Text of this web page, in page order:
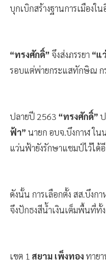
บุกเบิกสร้างฐานการเมืองใ
“ทรงศักดิ์” จึงส่งภรรยา “แ
รอบแต่พ่ายกระแสทักษิณ ก
ปลายปี 2563 “ทรงศักดิ์”
ฟ้า” นายก อบจ.บึงกาฬ ใ
แว่นฟ้ายังรักษาแชมป์ไว้ได้
ดังนั้น การเลือกตั้ง สส.บึง
จึงปักธงสีน้ำเงินเต็มพื้นที่ทั้
เขต 1 สยาม เพ็งทองทาย